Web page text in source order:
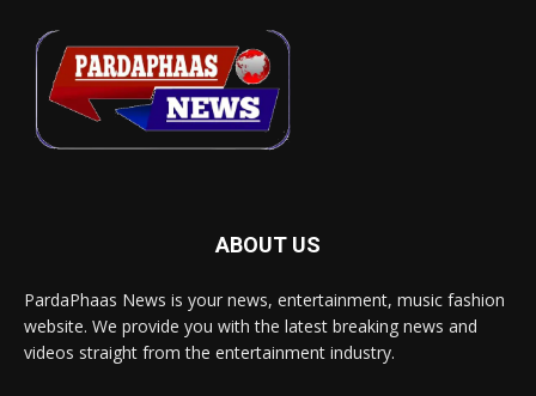
ABOUT US
PardaPhaas News is your news, entertainment, music fashion
website. We provide you with the latest breaking news and
videos straight from the entertainment industry.